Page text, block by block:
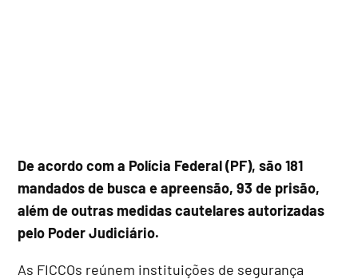
De acordo com a Polícia Federal (PF), são 181
mandados de busca e apreensão, 93 de prisão,
além de outras medidas cautelares autorizadas
pelo Poder Judiciário.
As FICCOs reúnem instituições de segurança